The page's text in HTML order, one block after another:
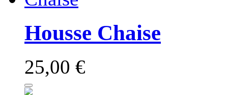
Housse Chaise
25,00 €